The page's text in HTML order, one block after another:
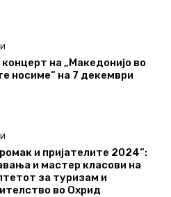
концерт на „Македонијо во
носиме“ на 7 декември
и пријателите 2024“:
и мастер класови на
за туризам и
во Охрид